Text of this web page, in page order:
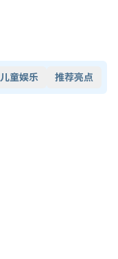
儿童娱乐 推荐亮点